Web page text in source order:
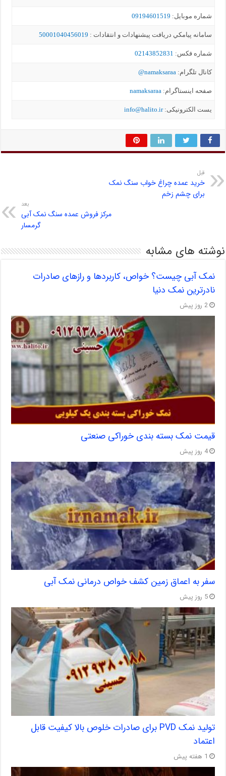
شماره موبايل: 09194601519
سامانه پيامکي دریافت پیشنهادات و انتقادات : 50001040456019
شماره فکس: 02143852831
کانال تلگرام:namaksaraa@
صفحه اینستاگرام:namaksaraa
یست الکترونیکی:info@halito.ir
قبل
خرید عمده چراغ خواب سنگ نمک
برای چشم زخم
بعد
مرکز فروش عمده سنگ نمک آبی
گرمسار
نوشته های مشابه
نمک آبی چیست؟ خواص، کاربردها و رازهای صادرات
نادرترین نمک دنیا
2 روز پیش
قیمت نمک بسته بندی خوراکی صنعتی
4 روز پیش
سفر به اعماق زمین کشف خواص درمانی نمک آبی
5 روز پیش
تولید نمک PVD برای صادرات خلوص بالا کیفیت قابل
اعتماد
1 هفته پیش